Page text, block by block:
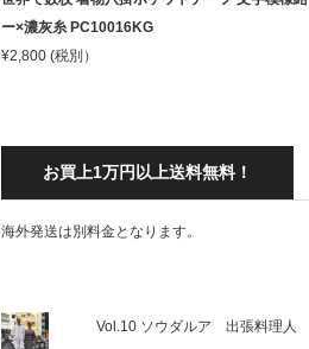
ー×濃灰糸 PC10016KG
¥2,800 (税別）
お買上1万円以上送料無料！
海外発送は別料金となります。
Vol.10 ソウダルア 出張料理人